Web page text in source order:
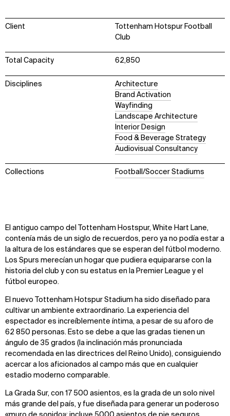
Client
Tottenham Hotspur Football
Club
Total Capacity 62,850
Disciplines
Architecture
Brand Activation
Wayfinding
Landscape Architecture
Interior Design
Food & Beverage Strategy
Audiovisual Consultancy
Collections Football/Soccer Stadiums
El antiguo campo del Tottenham Hostspur, White Hart Lane,
contenía más de un siglo de recuerdos, pero ya no podía estar a
la altura de los estándares que se esperan del fútbol moderno.
Los Spurs merecían un hogar que pudiera equipararse con la
historia del club y con su estatus en la Premier League y el
fútbol europeo.
El nuevo Tottenham Hotspur Stadium ha sido diseñado para
cultivar un ambiente extraordinario. La experiencia del
espectador es increíblemente íntima, a pesar de su aforo de
62 850 personas. Esto se debe a que las gradas tienen un
ángulo de 35 grados (la inclinación más pronunciada
recomendada en las directrices del Reino Unido), consiguiendo
acercar a los aficionados al campo más que en cualquier
estadio moderno comparable.
La Grada Sur, con 17 500 asientos, es la grada de un solo nivel
más grande del país, y fue diseñada para generar un poderoso